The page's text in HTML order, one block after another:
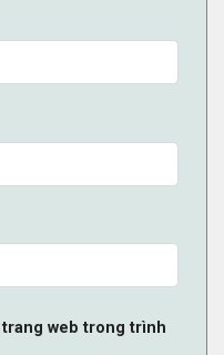
web trong trình